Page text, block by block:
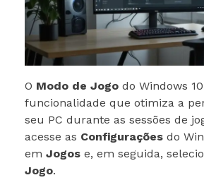
O Modo de Jogo do Windows
funcionalidade que otimiza a
seu PC durante as sessões de
acesse as Configurações do
em Jogos e, em seguida,
Jogo.